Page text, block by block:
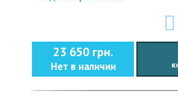
23 650 грн.
Нет в наличии